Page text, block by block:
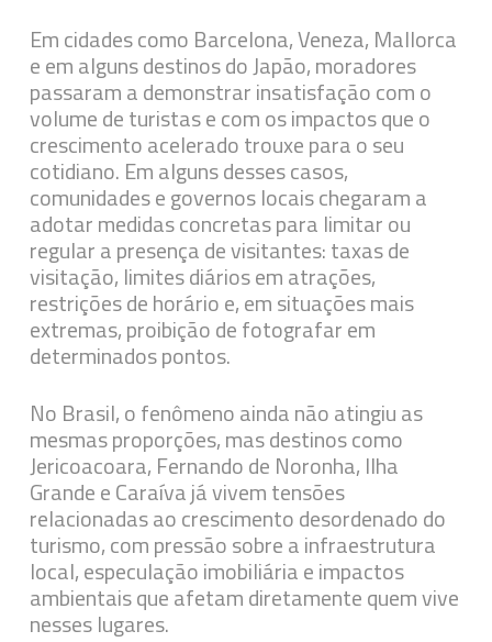
Em cidades como Barcelona, Veneza, Mallorca
e em alguns destinos do Japão, moradores
passaram a demonstrar insatisfação com o
volume de turistas e com os impactos que o
crescimento acelerado trouxe para o seu
cotidiano. Em alguns desses casos,
comunidades e governos locais chegaram a
adotar medidas concretas para limitar ou
regular a presença de visitantes: taxas de
visitação, limites diários em atrações,
restrições de horário e, em situações mais
extremas, proibição de fotografar em
determinados pontos.
No Brasil, o fenômeno ainda não atingiu as
mesmas proporções, mas destinos como
Jericoacoara, Fernando de Noronha, Ilha
Grande e Caraíva já vivem tensões
relacionadas ao crescimento desordenado do
turismo, com pressão sobre a infraestrutura
local, especulação imobiliária e impactos
ambientais que afetam diretamente quem vive
nesses lugares.